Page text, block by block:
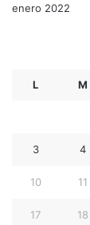
enero 2022
L M
3 4
10 11
17 18